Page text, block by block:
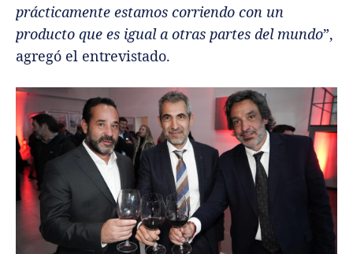
prácticamente estamos corriendo con un
producto que es igual a otras partes del mundo”,
agregó el entrevistado.